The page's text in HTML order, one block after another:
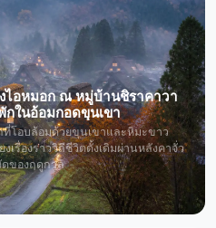
ไอหมอก ณ หมู่บ้านชิราคาวา
ในอ้อมกอดขุนเขา
โอบล้อมด้วยขุนเขาและหิมะขาว
เรื่องราววิถีชีวิตดั้งเดิมผ่านหลังคาจั่ว
ดของฤดูกาล